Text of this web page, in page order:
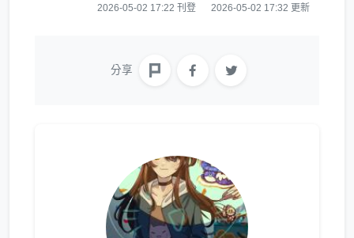
2026-05-02 17:22 刊登 2026-05-02 17:32 更新
分享